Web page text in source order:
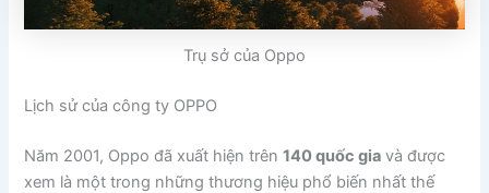
Trụ sở của Oppo
Lịch sử của công ty OPPO
Năm 2001, Oppo đã xuất hiện trên140 quốc gia và được
xem là một trong những thương hiệu phổ biến nhất thế